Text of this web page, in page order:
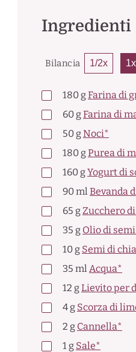
Ingredienti
Bilancia 1/2x 1x
180 gFarina di
60 gFarina di
50 gNoci*
180 gPurea di
160 gYogurt di
90ml Bevanda
65 g Zucchero
35 g Olio di
10 g Semi di
35 ml Acqua*
12 gLievito per
4 g Scorza di
2 g Cannella*
1 g Sale*